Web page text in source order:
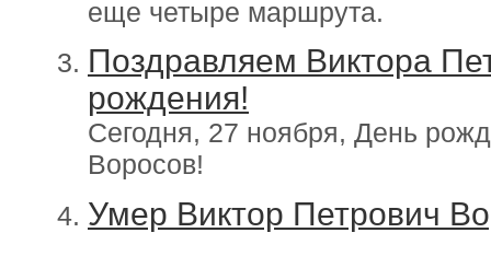
еще четыре маршрута.
Поздравляем Виктора
рождения!
Сегодня, 27 ноября, День
Воросов!
Умер Виктор Петрович